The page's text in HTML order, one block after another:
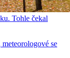
Tohle čekal
se